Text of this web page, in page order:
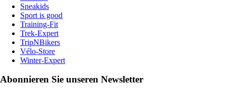
Sneakids
Sport is good
Training-Fit
Trek-Expert
TripNBikers
Vélo-Store
Winter-Expert
Abonnieren Sie unseren Newsletter